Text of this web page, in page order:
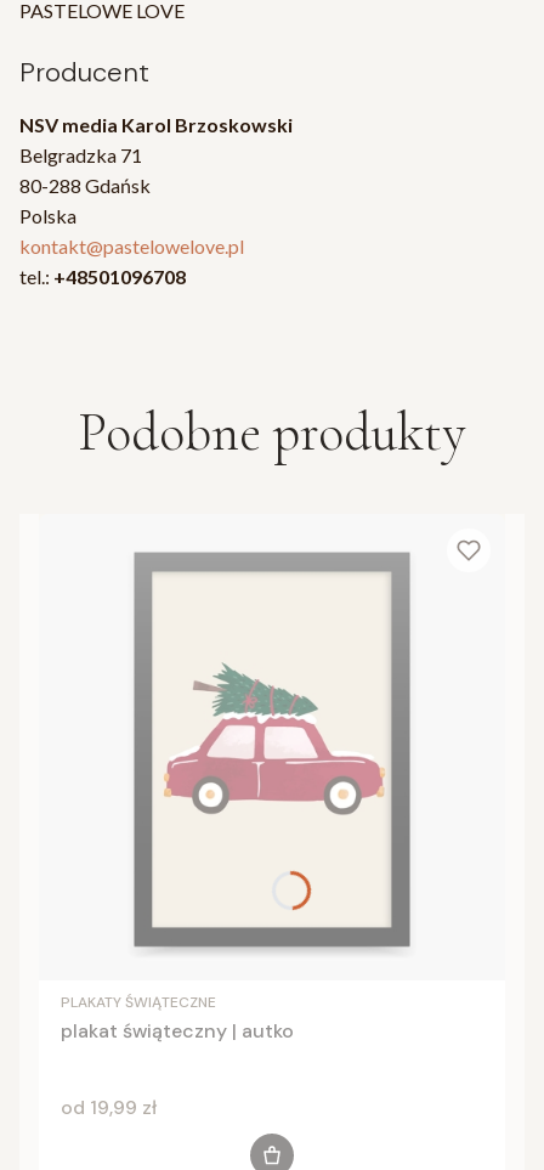
PASTELOWE LOVE
Producent
NSV media Karol Brzoskowski
Belgradzka 71
80-288 Gdańsk
Polska
kontakt@pastelowelove.pl
tel.: +48501096708
Podobne produkty
PLAKATY ŚWIĄTECZNE
plakat świąteczny | autko
Cena
od 19,99 zł
Zobacz produkt